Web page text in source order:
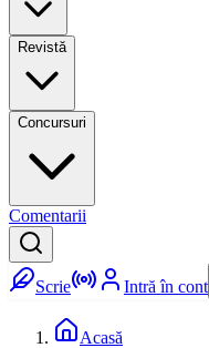
Revistă
Concursuri
Comentarii
Scrie Intră în cont
Acasă